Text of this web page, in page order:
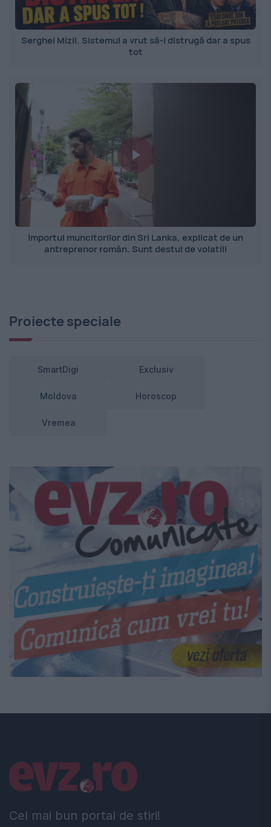
Serghei Mizil. Sistemul a vrut să-l distrugă dar a spus
tot
Importul muncitorilor din Sri Lanka, explicat de un
antreprenor român. Sunt destul de volatili
Proiecte speciale
SmartDigi Exclusiv
Moldova Horoscop
Vremea
Cel mai bun portal de stiri!
Linkuri utile